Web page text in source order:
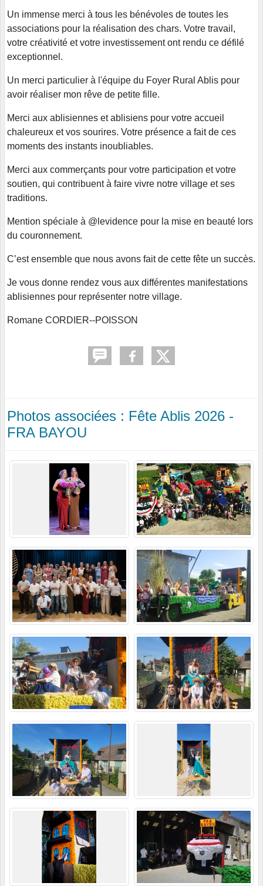
Un immense merci à tous les bénévoles de toutes les
associations pour la réalisation des chars. Votre travail,
votre créativité et votre investissement ont rendu ce défilé
exceptionnel.
Un merci particulier à l'équipe du Foyer Rural Ablis pour
avoir réaliser mon rêve de petite fille.
Merci aux ablisiennes et ablisiens pour votre accueil
chaleureux et vos sourires. Votre présence a fait de ces
moments des instants inoubliables.
Merci aux commerçants pour votre participation et votre
soutien, qui contribuent à faire vivre notre village et ses
traditions.
Mention spéciale à @levidence pour la mise en beauté lors
du couronnement.
C’est ensemble que nous avons fait de cette fête un succès.
Je vous donne rendez vous aux différentes manifestations
ablisiennes pour représenter notre village.
Romane CORDIER--POISSON
Photos associées : Fête Ablis 2026 -
FRA BAYOU